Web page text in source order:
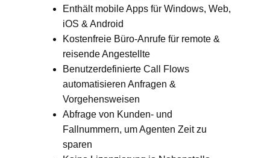
Enthält mobile Apps für Windows, Web,
iOS & Android
Kostenfreie Büro-Anrufe für remote &
reisende Angestellte
Benutzerdefinierte Call Flows
automatisieren Anfragen &
Vorgehensweisen
Abfrage von Kunden- und
Fallnummern, um Agenten Zeit zu
sparen